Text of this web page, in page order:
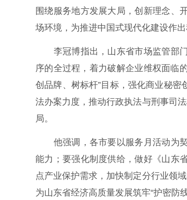
围绕服务地方发展大局，创新理念、
场环境，为推进中国式现代化建设作出
李冠博指出，山东省市场监管部门
序的全过程，着力破解企业维权面临
创品牌、树标杆”目标，强化商业秘
法办案力度，推动行政执法与刑事司
局。
他强调，各市要以服务月活动为契
能力；要强化制度供给，做好《山东
点产业保护需求，加快制定分行业领
为山东省经济高质量发展筑牢“护密防线